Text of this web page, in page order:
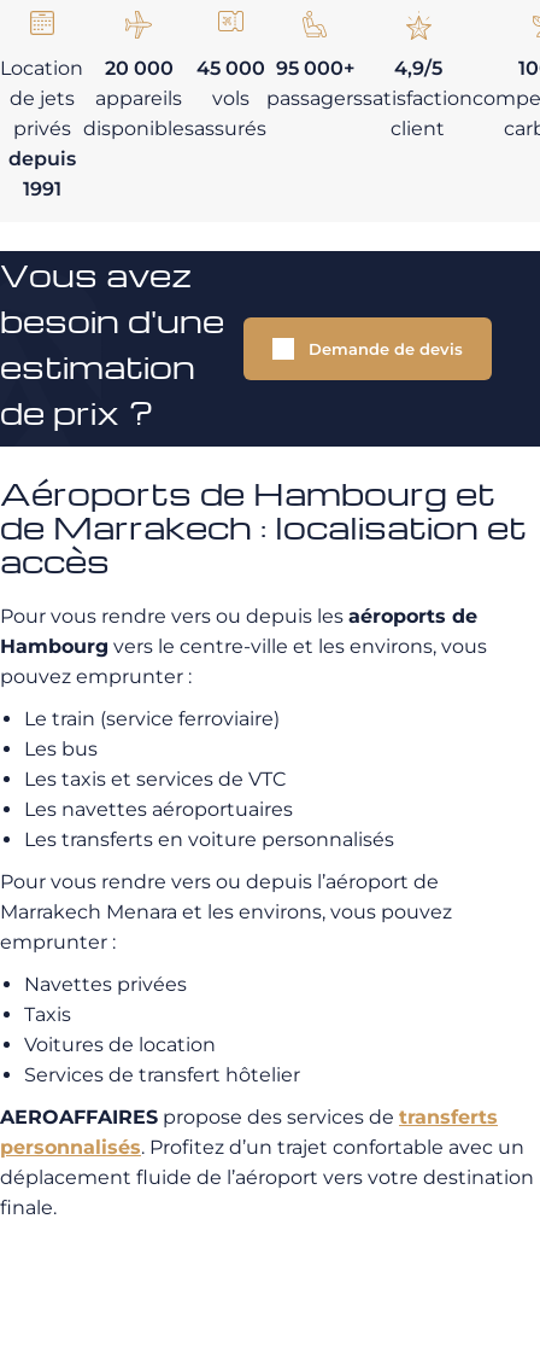
Location
de jets
privés
depuis
1991
20 000
appareils
disponibles
45 000
vols
assurés
95 000+
passagers
4,9/5
satisfaction
client
Vous avez
besoin d'une
estimation
de prix ?
Demande de devis
Aéroports de Hambourg et
de Marrakech : localisation et
accès
Pour vous rendre vers ou depuis les aéroports de
Hambourg vers le centre-ville et les environs, vous
pouvez emprunter :
Le train (service ferroviaire)
Les bus
Les taxis et services de VTC
Les navettes aéroportuaires
Les transferts en voiture personnalisés
Pour vous rendre vers ou depuis l’aéroport de
Marrakech Menara et les environs, vous pouvez
emprunter :
Navettes privées
Taxis
Voitures de location
Services de transfert hôtelier
AEROAFFAIRES propose des services de transferts
personnalisés. Profitez d’un trajet confortable avec un
déplacement fluide de l’aéroport vers votre destination
finale.